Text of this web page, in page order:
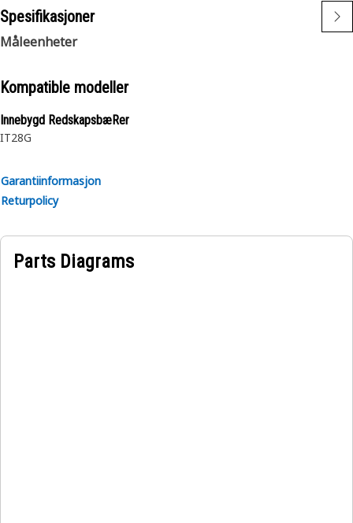
Spesifikasjoner
Måleenheter
Kompatible modeller
Innebygd RedskapsbæRer
IT28G
Garantiinformasjon
Returpolicy
Parts Diagrams